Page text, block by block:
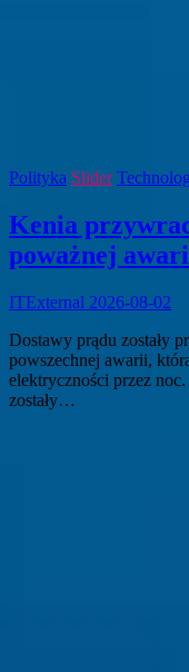
Polityka Slider
Kenia
poważnej
ITExternal 2026-08-02
Dostawy prądu zostały
powszechnej awarii,
elektryczności przez
zostały…